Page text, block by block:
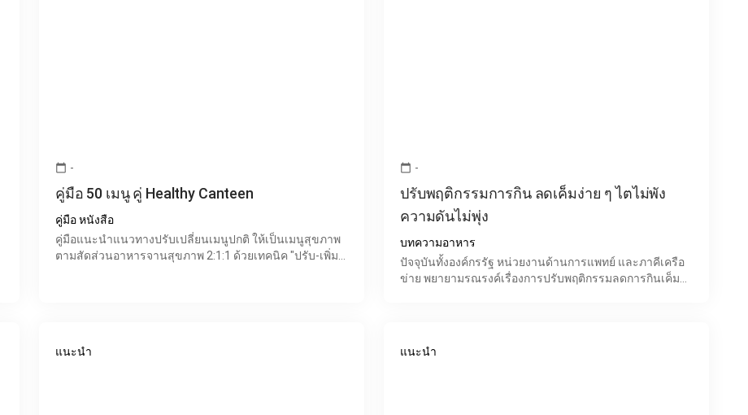
calendar_today -
คู่มือ 50 เมนู คู่ Healthy Canteen
คู่มือ หนังสือ
คู่มือแนะนำแนวทางปรับเปลี่ยนเมนูปกติ ให้เป็นเมนูสุขภาพ
ตามสัดส่วนอาหารจานสุขภาพ 2:1:1 ด้วยเทคนิค "ปรับ-เพิ่ม-
calendar_today -
ปรับพฤติกรรมการกิน ลดเค็มง่าย ๆ ไตไม่พัง
ความดันไม่พุ่ง
บทความอาหาร
ปัจจุบันทั้งองค์กรรัฐ หน่วยงานด้านการแพทย์ และภาคีเครือ
ข่าย พยายามรณรงค์เรื่องการปรับพฤติกรรมลดการกินเค็ม
แนะนำ แนะนำ